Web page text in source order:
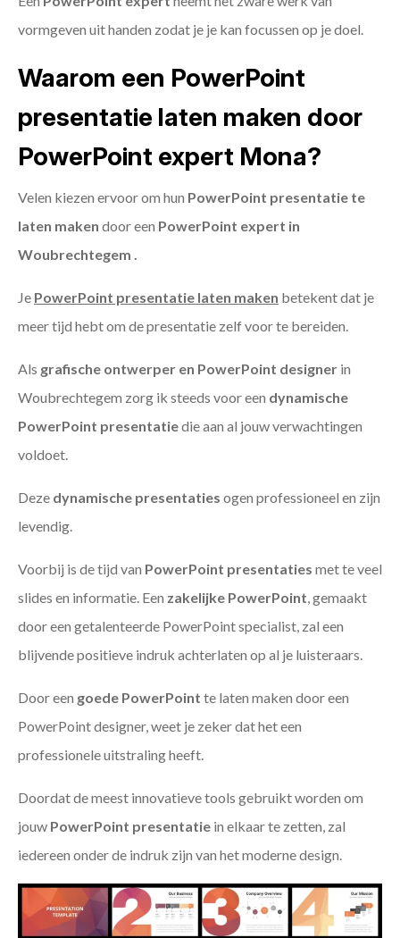
vormgeven uit handen zodat je je kan focussen op je doel.
Waarom een PowerPoint
presentatie laten maken door
PowerPoint expert Mona?
Velen kiezen ervoor om hun PowerPoint presentatie te
laten maken door een PowerPoint expert in
Woubrechtegem .
Je PowerPoint presentatie laten maken betekent dat je
meer tijd hebt om de presentatie zelf voor te bereiden.
Als grafische ontwerper en PowerPoint designer in
Woubrechtegem zorg ik steeds voor een dynamische
PowerPoint presentatiedie aan al jouw verwachtingen
voldoet.
Deze dynamische presentaties ogen professioneel en zijn
levendig.
Voorbij is de tijd van PowerPoint presentaties met te veel
slides en informatie. Een zakelijke PowerPoint, gemaakt
door een getalenteerde PowerPoint specialist, zal een
blijvende positieve indruk achterlaten op al je luisteraars.
Door een goede PowerPoint te laten maken door een
PowerPoint designer, weet je zeker dat het een
professionele uitstraling heeft.
Doordat de meest innovatieve tools gebruikt worden om
jouw PowerPoint presentatie in elkaar te zetten, zal
iedereen onder de indruk zijn van het moderne design.